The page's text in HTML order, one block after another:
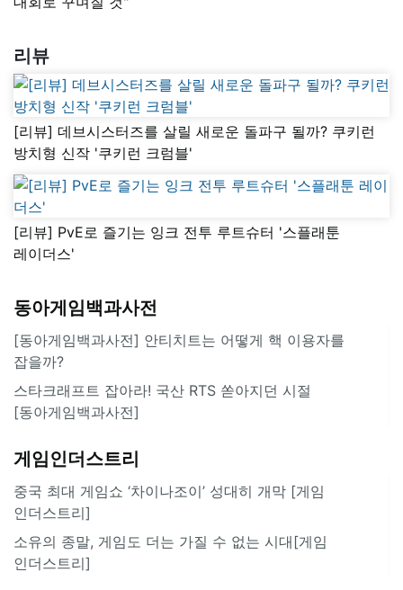
리뷰
[리뷰] 데브시스터즈를 살릴 새로운 돌파구 될까? 쿠키런
방치형 신작 '쿠키런 크럼블'
[리뷰] PvE로 즐기는 잉크 전투 루트슈터 '스플래툰
레이더스'
동아게임백과사전
[동아게임백과사전] 안티치트는 어떻게 핵 이용자를
잡을까?
스타크래프트 잡아라! 국산 RTS 쏟아지던 시절
[동아게임백과사전]
게임인더스트리
중국 최대 게임쇼 ‘차이나조이’ 성대히 개막 [게임
인더스트리]
소유의 종말, 게임도 더는 가질 수 없는 시대[게임
인더스트리]